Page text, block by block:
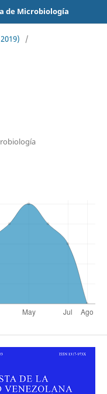
de Microbiología
/